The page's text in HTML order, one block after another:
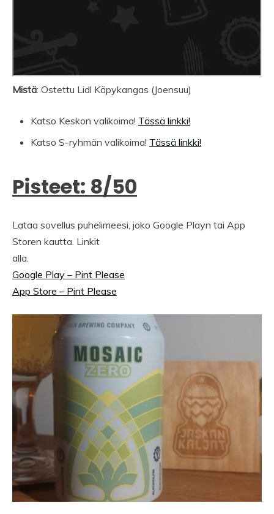
Mistä: Ostettu Lidl Käpykangas (Joensuu)
Katso Keskon valikoima! Tässä linkki!
Katso S-ryhmän valikoima! Tässä linkki!
Pisteet: 8/50
Lataa sovellus puhelimeesi, joko Google Playn tai App
Storen kautta. Linkit
alla.
Google Play – Pint Please
App Store – Pint Please